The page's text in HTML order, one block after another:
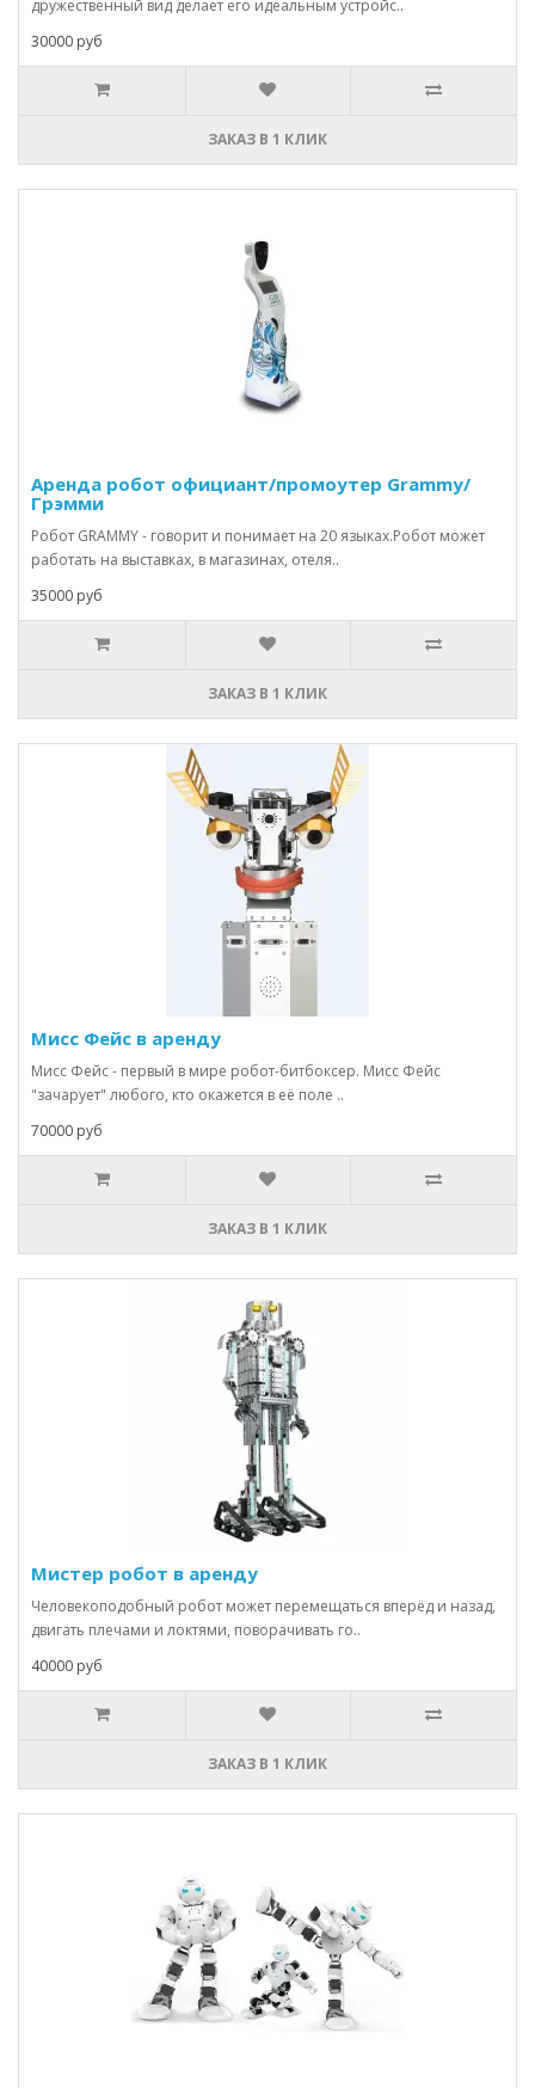
дружественный вид делает его идеальным устройс..
30000 руб
ЗАКАЗ В 1 КЛИК
Аренда робот официант/промоутер Grammy/
Грэмми
Робот GRAMMY - говорит и понимает на 20 языках.Робот может
работать на выставках, в магазинах, отеля..
35000 руб
ЗАКАЗ В 1 КЛИК
Мисс Фейс в аренду
Мисс Фейс - первый в мире робот-битбоксер. Мисс Фейс
"зачарует" любого, кто окажется в её поле ..
70000 руб
ЗАКАЗ В 1 КЛИК
Мистер робот в аренду
Человекоподобный робот может перемещаться вперёд и назад,
двигать плечами и локтями, поворачивать го..
40000 руб
ЗАКАЗ В 1 КЛИК